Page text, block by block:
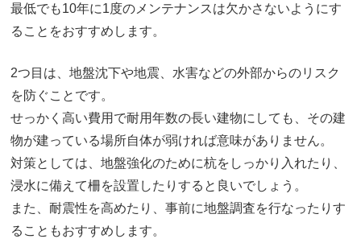
最低でも10年に1度のメンテナンスは欠かさないようにす
ることをおすすめします。
2つ目は、地盤沈下や地震、水害などの外部からのリスク
を防ぐことです。
せっかく高い費用で耐用年数の長い建物にしても、その建
物が建っている場所自体が弱ければ意味がありません。
対策としては、地盤強化のために杭をしっかり入れたり、
浸水に備えて柵を設置したりすると良いでしょう。
また、耐震性を高めたり、事前に地盤調査を行なったりす
ることもおすすめします。